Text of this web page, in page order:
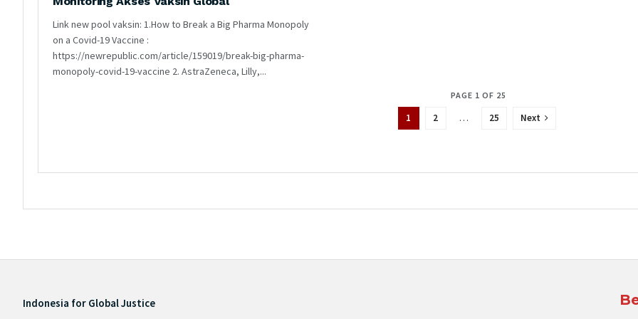
Link new pool vaksin: 1.How to Break a Big Pharma Monopoly
on a Covid-19 Vaccine :
https://newrepublic.com/article/159019/break-big-pharma-
monopoly-covid-19-vaccine 2. AstraZeneca, Lilly,...
PAGE 1 OF 25
1 2 … 25 Next
Indonesia for Global Justice